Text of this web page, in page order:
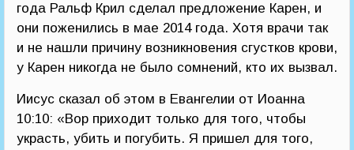
года Ральф Крил сделал предложение Карен, и
они поженились в мае 2014 года. Хотя врачи так
и не нашли причину возникновения сгустков крови,
у Карен никогда не было сомнений, кто их вызвал.
Иисус сказал об этом в Евангелии от Иоанна
10:10: «Вор приходит только для того, чтобы
украсть, убить и погубить. Я пришел для того,